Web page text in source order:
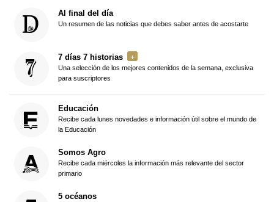
Al final del día
Un resumen de las noticias que debes saber antes de acostarte
7 días 7 historias
Una selección de los mejores contenidos de la semana, exclusiva
para suscriptores
Educación
Recibe cada lunes novedades e información útil sobre el mundo de
la Educación
Somos Agro
Recibe cada miércoles la información más relevante del sector
primario
5 océanos